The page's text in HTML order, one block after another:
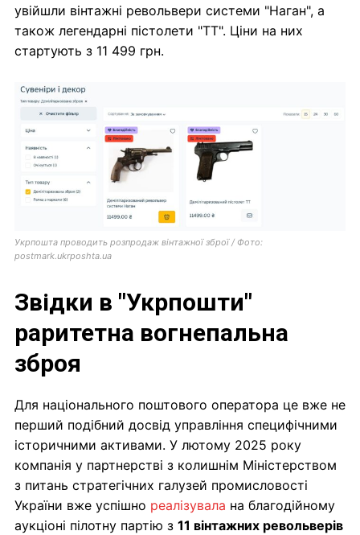
увійшли вінтажні револьвери системи "Наган", а
також легендарні пістолети "ТТ". Ціни на них
стартують з 11 499 грн.
Укрпошта проводить розпродаж вінтажної зброї / Фото:
postmark.ukrposhta.ua
Звідки в "Укрпошти"
раритетна вогнепальна
зброя
Для національного поштового оператора це вже не
перший подібний досвід управління специфічними
історичними активами. У лютому 2025 року
компанія у партнерстві з колишнім Міністерством
з питань стратегічних галузей промисловості
України вже успішно реалізувала на благодійному
аукціоні пілотну партію з 11 вінтажних револьверів